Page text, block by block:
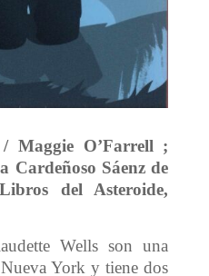
Maggie O’Farrell ;
Cardeñoso Sáenz de
del Asteroide,
Wells son una
York y tiene dos